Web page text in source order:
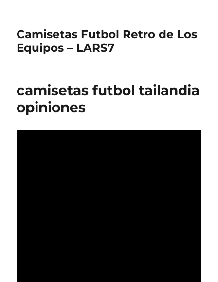
Camisetas Futbol Retro de Los
Equipos – LARS7
camisetas futbol tailandia
opiniones